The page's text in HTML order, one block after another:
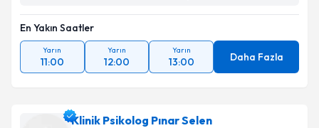
En Yakın Saatler
Yarın
11:00
Yarın
12:00
Yarın
13:00 Daha Fazla
Klinik Psikolog Pınar Selen